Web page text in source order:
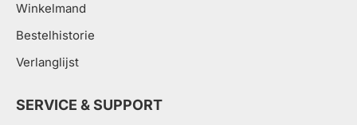
Winkelmand
Bestelhistorie
Verlanglijst
SERVICE & SUPPORT